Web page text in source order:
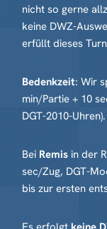
nicht so gerne
keine DWZ-
erfüllt dieses
Bedenkzeit: Wir
min/Partie + 10
DGT-2010-Uhren).
Bei Remis in der
sec/Zug, DGT-
bis zur ersten